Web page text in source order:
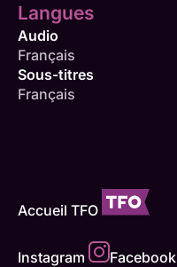
Langues
Audio
Français
Sous-titres
Français
Accueil TFO
Instagram Facebook